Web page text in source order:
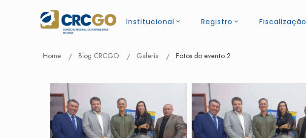
Institucional Registro Fiscalização
Home Blog CRCGO Galeria Fotos do evento 2